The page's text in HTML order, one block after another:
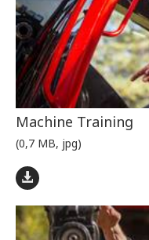
Machine Training
(0,7 MB, jpg)